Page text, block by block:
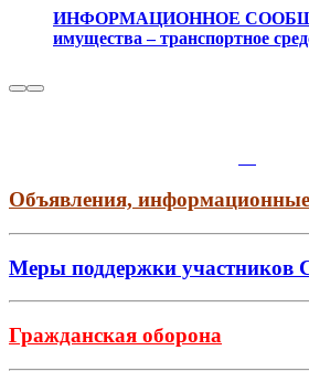
ИНФОРМАЦИОННОЕ СООБЩЕНИЕ
имущества – транспортное
Объявления,
Меры поддержки участников
Гражданская оборона